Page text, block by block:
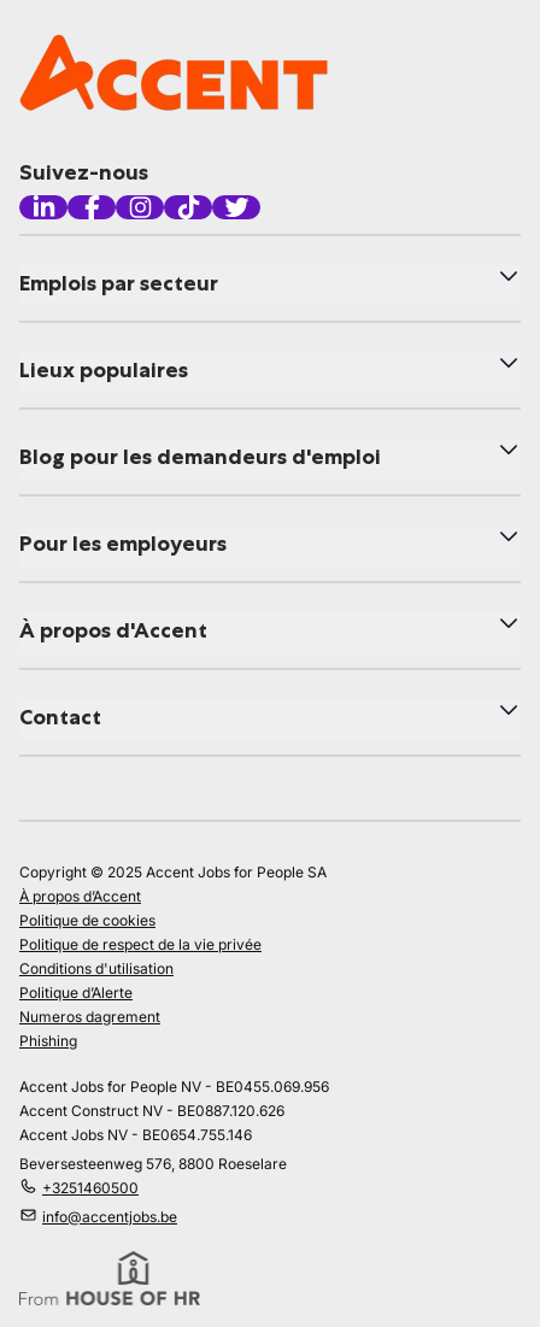
Suivez-nous
Emplois par secteur
Lieux populaires
Blog pour les demandeurs d'emploi
Pour les employeurs
À propos d'Accent
Contact
Copyright © 2025 Accent Jobs for People SA
À propos d’Accent
Politique de cookies
Politique de respect de la vie privée
Conditions d'utilisation
Politique d’Alerte
Numeros dagrement
Phishing
Accent Jobs for People NV - BE0455.069.956
Accent Construct NV - BE0887.120.626
Accent Jobs NV - BE0654.755.146
Beversesteenweg 576, 8800 Roeselare
+3251460500
info@accentjobs.be